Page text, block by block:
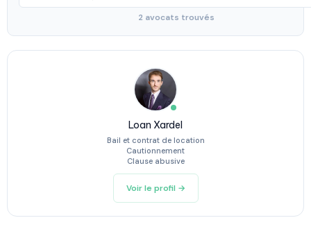
2 avocats trouvés
Loan Xardel
Bail et contrat de location
Cautionnement
Clause abusive
Voir le profil →